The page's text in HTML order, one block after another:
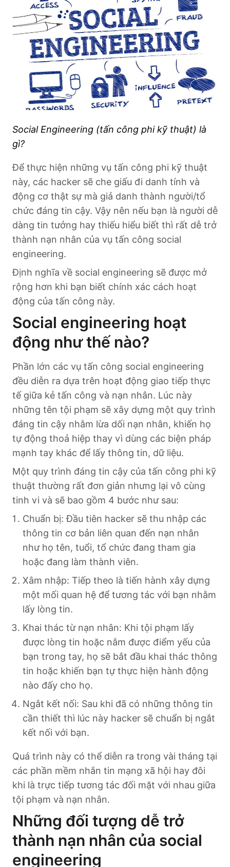
Social Engineering (tấn công phi kỹ thuật) là
gì?
Để thực hiện những vụ tấn công phi kỹ thuật
này, các hacker sẽ che giấu đi danh tính và
động cơ thật sự mà giả danh thành người/tổ
chức đáng tin cậy. Vậy nên nếu bạn là người dễ
dàng tin tưởng hay thiếu hiểu biết thì rất dễ trở
thành nạn nhân của vụ tấn công social
engineering.
Định nghĩa về social engineering sẽ được mở
rộng hơn khi bạn biết chính xác cách hoạt
động của tấn công này.
Social engineering hoạt
động như thế nào?
Phần lớn các vụ tấn công social engineering
đều diễn ra dựa trên hoạt động giao tiếp thực
tế giữa kẻ tấn công và nạn nhân. Lúc này
những tên tội phạm sẽ xây dựng một quy trình
đáng tin cậy nhằm lừa dối nạn nhân, khiến họ
tự động thoả hiệp thay vì dùng các biện pháp
mạnh tay khác để lấy thông tin, dữ liệu.
Một quy trình đáng tin cậy của tấn công phi kỹ
thuật thường rất đơn giản nhưng lại vô cùng
tinh vi và sẽ bao gồm 4 bước như sau:
Chuẩn bị: Đầu tiên hacker sẽ thu nhập các
thông tin cơ bản liên quan đến nạn nhân
như họ tên, tuổi, tổ chức đang tham gia
hoặc đang làm thành viên.
Xâm nhập: Tiếp theo là tiến hành xây dựng
một mối quan hệ để tương tác với bạn nhằm
lấy lòng tin.
Khai thác từ nạn nhân: Khi tội phạm lấy
được lòng tin hoặc nắm được điểm yếu của
bạn trong tay, họ sẽ bắt đầu khai thác thông
tin hoặc khiến bạn tự thực hiện hành động
nào đấy cho họ.
Ngắt kết nối: Sau khi đã có những thông tin
cần thiết thì lúc này hacker sẽ chuẩn bị ngắt
kết nối với bạn.
Quá trình này có thể diễn ra trong vài tháng tại
các phần mềm nhắn tin mạng xã hội hay đôi
khi là trực tiếp tương tác đối mặt với nhau giữa
tội phạm và nạn nhân.
Những đối tượng dễ trở
thành nạn nhân của social
engineering